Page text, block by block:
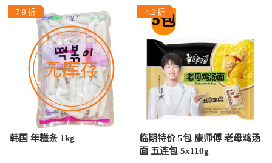
7.9 折
韩国 年糕条 1kg
4.2 折
临期特价 5包 康师傅 老母鸡汤
面 五连包 5x110g